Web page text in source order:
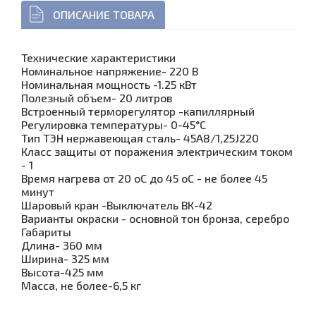
ОПИСАНИЕ ТОВАРА
Технические характеристики
Номинальное напряжение- 220 В
Номинальная мощность -1.25 кВт
Полезный объем- 20 литров
Встроенный терморегулятор -капиллярный
Регулировка температуры- 0-45°С
Тип ТЭН нержавеющая сталь- 45А8/1,25J220
Класс защиты от поражения электрическим током
- 1
Время нагрева от 20 оС до 45 оС - не более 45
минут
Шаровый кран -Выключатель ВК-42
Варианты окраски - основной тон бронза, серебро
Габариты
Длина- 360 мм
Ширина- 325 мм
Высота-425 мм
Масса, не более-6,5 кг